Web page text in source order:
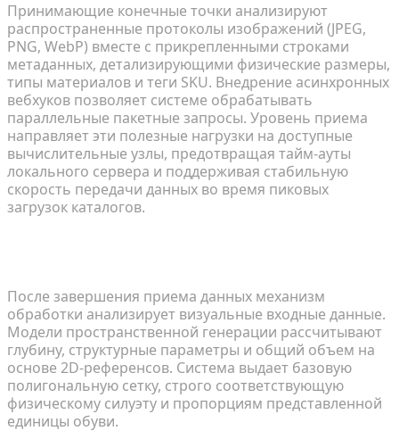
Принимающие конечные точки анализируют
распространенные протоколы изображений (JPEG,
PNG, WebP) вместе с прикрепленными строками
метаданных, детализирующими физические размеры,
типы материалов и теги SKU. Внедрение асинхронных
вебхуков позволяет системе обрабатывать
параллельные пакетные запросы. Уровень приема
направляет эти полезные нагрузки на доступные
вычислительные узлы, предотвращая тайм-ауты
локального сервера и поддерживая стабильную
скорость передачи данных во время пиковых
загрузок каталогов.
После завершения приема данных механизм
обработки анализирует визуальные входные данные.
Модели пространственной генерации рассчитывают
глубину, структурные параметры и общий объем на
основе 2D-референсов. Система выдает базовую
полигональную сетку, строго соответствующую
физическому силуэту и пропорциям представленной
единицы обуви.